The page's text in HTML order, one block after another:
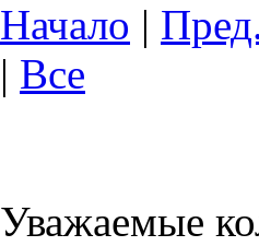
Начало |
| Все
Уважаемые